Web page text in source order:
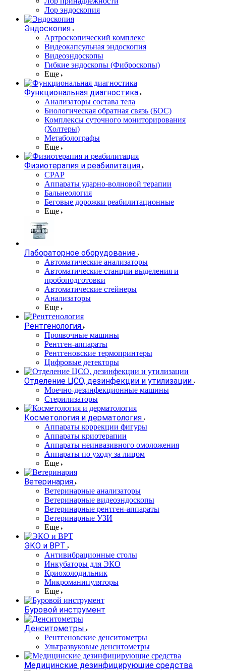
Лор эндоскопия
Эндоскопия
Артроскопический комплекс
Видеокапсульная эндоскопия
Видеоэндоскопы
Гибкие эндоскопы (Фиброcкопы)
Еще
Функциональная диагностика
Анализаторы состава тела
Биологическая обратная связь (БОС)
Комплексы суточного мониторирования
(Холтеры)
Метаболографы
Еще
Физиотерапия и реабилитация
CPAP
Аппараты ударно-волновой терапии
Бальнеология
Беговые дорожки реабилитационные
Еще
Лабораторное оборудование
Автоматические анализаторы
Автоматические станции выделения и
пробоподготовки
Автоматические стейнеры
Анализаторы
Еще
Рентгенология
Проявочные машины
Рентген-аппараты
Рентгеновские термопринтеры
Цифровые детекторы
Отделение ЦСО, дезинфекции и утилизации
Моечно-дезинфекционные машины
Стерилизаторы
Косметология и дерматология
Аппараты коррекции фигуры
Аппараты криотерапии
Аппараты неинвазивного омоложения
Аппараты по уходу за лицом
Еще
Ветеринария
Ветеринарные анализаторы
Ветеринарные видеоэндоскопы
Ветеринарные рентген-аппараты
Ветеринарные УЗИ
Еще
ЭКО и ВРТ
Антивибрационные столы
Инкубаторы для ЭКО
Криохолодильник
Микроманипуляторы
Еще
Буровой инструмент
Денситометры
Рентгеновские денситометры
Ультразвуковые денситометры
Медицинские дезинфицирующие средства